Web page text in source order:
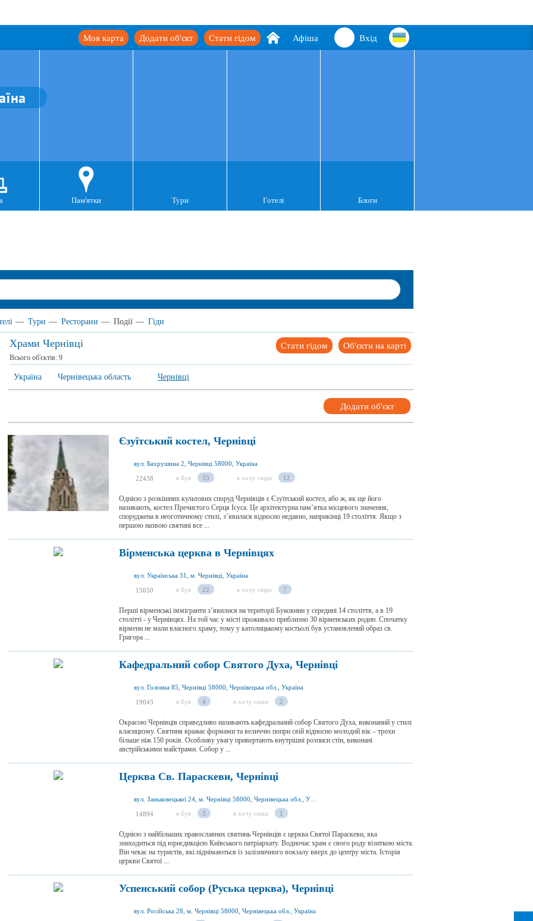
Вхід
Афіша
Стати гідом
Додати об'єкт
Моя карта
Пам'ятки Тури Готелі Блоги
— Тури — Ресторани — Події — Гіди
Храми Чернівці Об'єкти на карті
Стати гідом
Всього об'єктів: 9
Україна Чернівецька область Чернівці
Додати об'єкт
Єзуїтський костел, Чернівці
вул. Бахрушина 2, Чернівці 58000, Україна
22438 я був 33 я хочу сюди 12
Однією з розкішних культових споруд Чернівців є Єзуїтський костел, або ж, як ще його
називають, костел Пречистого Серця Ісуса. Це архітектурна пам’ятка місцевого значення,
споруджена в неоготичному стилі, з’явилася відносно недавно, наприкінці 19 століття. Якщо з
першою назвою святині все ...
Вірменська церква в Чернівцях
вул. Українська 31, м. Чернівці, Україна
15650 я був 22 я хочу сюди 7
Перші вірменські іммігранти з’явилися на території Буковини у середині 14 століття, а в 19
столітті - у Чернівцях. На той час у місті проживало приблизно 30 вірменських родин. Спочатку
вірмени не мали власного храму, тому у католицькому костьолі був установлений образ св.
Григора ...
Кафедральний собор Святого Духа, Чернівці
вул. Головна 85, Чернівці 58000, Чернівецька обл., Україна
19043 я був 4 я хочу сюди 2
Окрасою Чернівців справедливо називають кафедральний собор Святого Духа, виконаний у стилі
класицизму. Святиня вражає формами та величчю попри свій відносно молодий вік – трохи
більше ніж 150 років. Особливу увагу привертають внутрішні розписи стін, виконані
австрійськими майстрами. Собор у ...
Церква Св. Параскеви, Чернівці
вул. Заньковецької 24, м. Чернівці 58000, Чернівецька обл., Україна
14894 я був 3 я хочу сюди 1
Однією з найбільших православних святинь Чернівців є церква Святої Параскеви, яка
знаходиться під юрисдикцією Київського патріархату. Водночас храм є свого роду візиткою міста.
Він чекає на туристів, які піднімаються із залізничного вокзалу вверх до центру міста. Історія
церкви Cвятої ...
Успенський собор (Руська церква), Чернівці
вул. Російська 28, м. Чернівці 58000, Чернівецька обл., Україна